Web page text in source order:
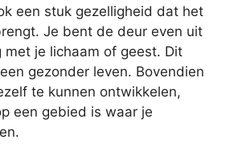
een stuk gezelligheid dat het
Je bent de deur even uit
met je lichaam of geest. Dit
gezonder leven. Bovendien
te kunnen ontwikkelen,
een gebied is waar je